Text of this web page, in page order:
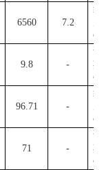
6560 7.2
约
性
9.8 -
预
期
性
96.71 -
约
性
71 -
预
期
性